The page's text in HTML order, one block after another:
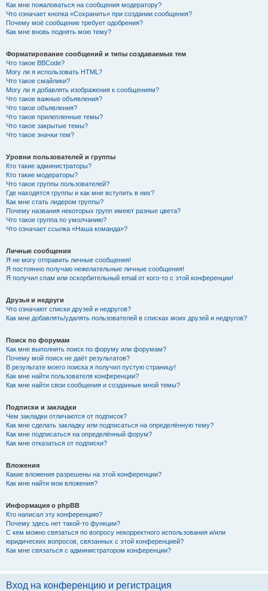
Как мне пожаловаться на сообщения модератору?
Что означает кнопка «Сохранить» при создании сообщения?
Почему моё сообщение требует одобрения?
Как мне вновь поднять мою тему?
Форматирование сообщений и типы создаваемых тем
Что такое BBCode?
Могу ли я использовать HTML?
Что такое смайлики?
Могу ли я добавлять изображения к сообщениям?
Что такое важные объявления?
Что такое объявления?
Что такое прилепленные темы?
Что такое закрытые темы?
Что такое значки тем?
Уровни пользователей и группы
Кто такие администраторы?
Кто такие модераторы?
Что такое группы пользователей?
Где находятся группы и как мне вступить в них?
Как мне стать лидером группы?
Почему названия некоторых групп имеют разные цвета?
Что такое группа по умолчанию?
Что означает ссылка «Наша команда»?
Личные сообщения
Я не могу отправить личные сообщения!
Я постоянно получаю нежелательные личные сообщения!
Я получил спам или оскорбительный email от кого-то с этой конференции!
Друзья и недруги
Что означают списки друзей и недругов?
Как мне добавлять/удалять пользователей в списках моих друзей и недругов?
Поиск по форумам
Как мне выполнить поиск по форуму или форумам?
Почему мой поиск не даёт результатов?
В результате моего поиска я получил пустую страницу!
Как мне найти пользователя конференции?
Как мне найти свои сообщения и созданные мной темы?
Подписки и закладки
Чем закладки отличаются от подписок?
Как мне сделать закладку или подписаться на определённую тему?
Как мне подписаться на определённый форум?
Как мне отказаться от подписки?
Вложения
Какие вложения разрешены на этой конференции?
Как мне найти мои вложения?
Информация о phpBB
Кто написал эту конференцию?
Почему здесь нет такой-то функции?
С кем можно связаться по вопросу некорректного использования и/или
юридических вопросов, связанных с этой конференцией?
Как мне связаться с администратором конференции?
Вход на конференцию и регистрация